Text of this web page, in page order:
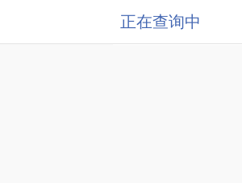
正在查询中